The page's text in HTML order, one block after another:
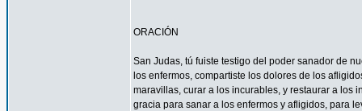
ORACIÓN
San Judas, tú fuiste testigo del poder sanador de
los enfermos, compartiste los dolores de los
maravillas, curar a los incurables, y restaurar a los
gracia para sanar a los enfermos y afligidos, para